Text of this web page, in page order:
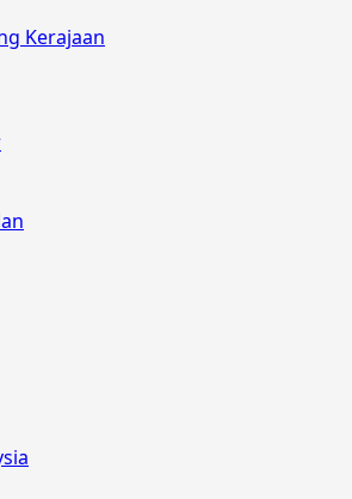
Kerajaan